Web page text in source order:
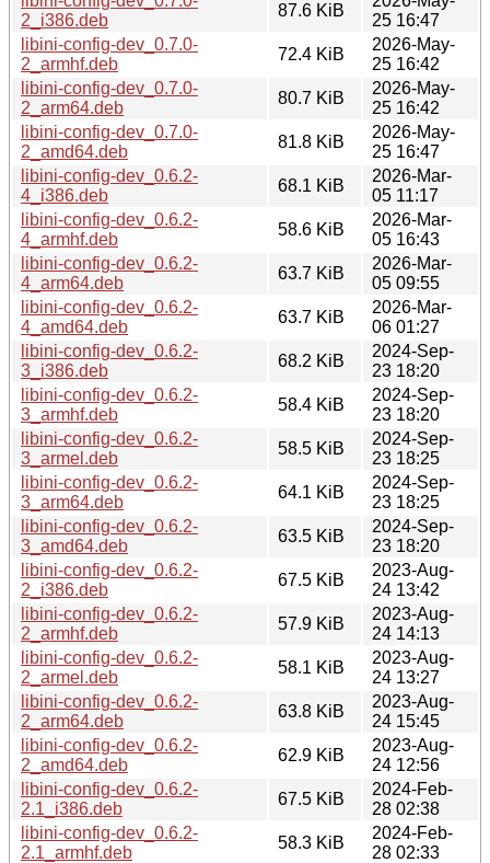
2_i386.deb
87.6 KiB
25 16:47
libini-config-dev_0.7.0-
2_armhf.deb
72.4 KiB
2026-May-
25 16:42
libini-config-dev_0.7.0-
2_arm64.deb
80.7 KiB
2026-May-
25 16:42
libini-config-dev_0.7.0-
2_amd64.deb
81.8 KiB
2026-May-
25 16:47
libini-config-dev_0.6.2-
4_i386.deb
68.1 KiB
2026-Mar-
05 11:17
libini-config-dev_0.6.2-
4_armhf.deb
58.6 KiB
2026-Mar-
05 16:43
libini-config-dev_0.6.2-
4_arm64.deb
63.7 KiB
2026-Mar-
05 09:55
libini-config-dev_0.6.2-
4_amd64.deb
63.7 KiB
2026-Mar-
06 01:27
libini-config-dev_0.6.2-
3_i386.deb
68.2 KiB
2024-Sep-
23 18:20
libini-config-dev_0.6.2-
3_armhf.deb
58.4 KiB
2024-Sep-
23 18:20
libini-config-dev_0.6.2-
3_armel.deb
58.5 KiB
2024-Sep-
23 18:25
libini-config-dev_0.6.2-
3_arm64.deb
64.1 KiB
2024-Sep-
23 18:25
libini-config-dev_0.6.2-
3_amd64.deb
63.5 KiB
2024-Sep-
23 18:20
libini-config-dev_0.6.2-
2_i386.deb
67.5 KiB
2023-Aug-
24 13:42
libini-config-dev_0.6.2-
2_armhf.deb
57.9 KiB
2023-Aug-
24 14:13
libini-config-dev_0.6.2-
2_armel.deb
58.1 KiB
2023-Aug-
24 13:27
libini-config-dev_0.6.2-
2_arm64.deb
63.8 KiB
2023-Aug-
24 15:45
libini-config-dev_0.6.2-
2_amd64.deb
62.9 KiB
2023-Aug-
24 12:56
libini-config-dev_0.6.2-
2.1_i386.deb
67.5 KiB
2024-Feb-
28 02:38
libini-config-dev_0.6.2-
2.1_armhf.deb
58.3 KiB
2024-Feb-
28 02:33